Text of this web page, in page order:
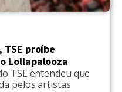
TSE proíbe
Lollapalooza
TSE entendeu que
pelos artistas